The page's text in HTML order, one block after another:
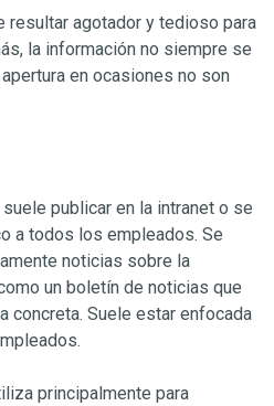
resultar agotador y tedioso para
la información no siempre se
en ocasiones no son
publicar en la intranet o se
a todos los empleados. Se
noticias sobre la
un boletín de noticias que
concreta. Suele estar enfocada
principalmente para